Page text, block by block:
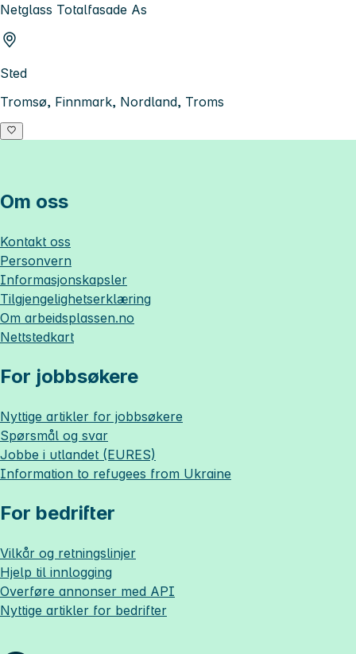
Netglass Totalfasade As
Sted
Tromsø, Finnmark, Nordland, Troms
Om oss
Kontakt oss
Personvern
Informasjonskapsler
Tilgjengelighetserklæring
Om arbeidsplassen.no
Nettstedkart
For jobbsøkere
Nyttige artikler for jobbsøkere
Spørsmål og svar
Jobbe i utlandet (EURES)
Information to refugees from Ukraine
For bedrifter
Vilkår og retningslinjer
Hjelp til innlogging
Overføre annonser med API
Nyttige artikler for bedrifter